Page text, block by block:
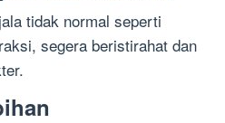
tidak normal seperti
segera beristirahat dan